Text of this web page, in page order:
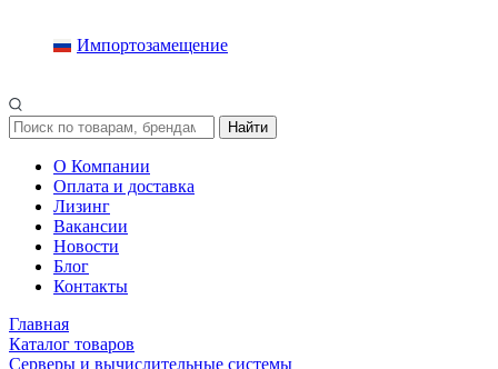
Импортозамещение
Найти
О Компании
Оплата и доставка
Лизинг
Вакансии
Новости
Блог
Контакты
Главная
Каталог товаров
Серверы и вычислительные системы